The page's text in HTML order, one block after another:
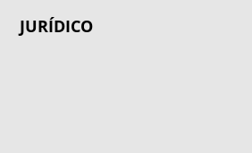
JURÍDICO